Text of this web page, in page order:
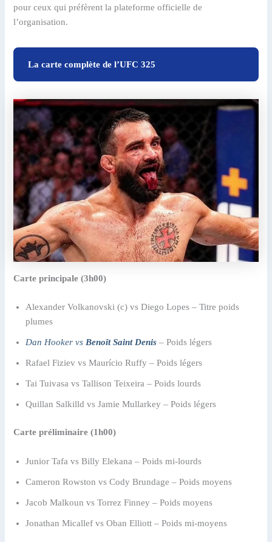
pour ceux qui préfèrent la plateforme officielle de
l’organisation.
La carte complète de l’UFC 325
Carte principale (3h00)
Alexander Volkanovski (c) vs Diego Lopes – Titre poids
plumes
Dan Hooker vsBenoît Saint Denis – Poids légers
Rafael Fiziev vs Maurício Ruffy – Poids légers
Tai Tuivasa vs Tallison Teixeira – Poids lourds
Quillan Salkilld vs Jamie Mullarkey – Poids légers
Carte préliminaire (1h00)
Junior Tafa vs Billy Elekana – Poids mi-lourds
Cameron Rowston vs Cody Brundage – Poids moyens
Jacob Malkoun vs Torrez Finney – Poids moyens
Jonathan Micallef vs Oban Elliott – Poids mi-moyens